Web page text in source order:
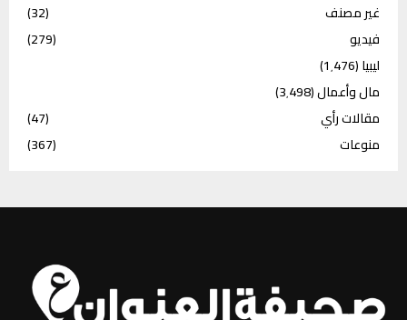
غير مصنف
(32)
فيديو
(279)
ليبيا(1٬476)
مال وأعمال(3٬498)
مقالات رأي
(47)
منوعات
(367)